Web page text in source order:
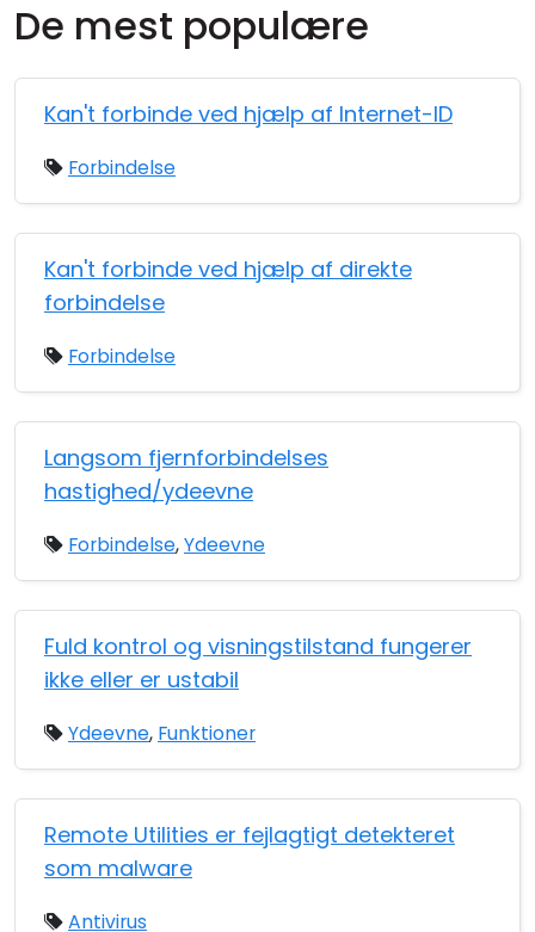
De mest populære
Kan't forbinde ved hjælp af Internet-ID
Forbindelse
Kan't forbinde ved hjælp af direkte
forbindelse
Forbindelse
Langsom fjernforbindelses
hastighed/ydeevne
Forbindelse,Ydeevne
Fuld kontrol og visningstilstand fungerer
ikke eller er ustabil
Ydeevne, Funktioner
Remote Utilities er fejlagtigt detekteret
som malware
Antivirus
Cloud og Lokalt